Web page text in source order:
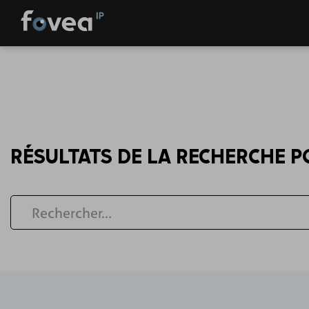
Skip
RÉSULTATS DE LA RECHERCHE
Rechercher...